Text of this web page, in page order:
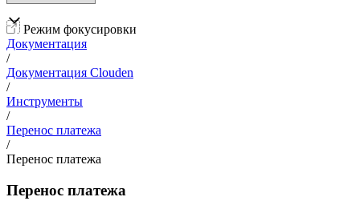
Режим фокусировки
Документация
/
Документация Clouden
/
Инструменты
/
Перенос платежа
/
Перенос платежа
Перенос платежа